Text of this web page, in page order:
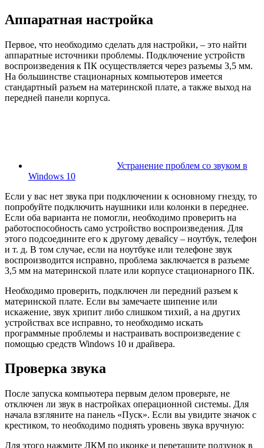
Аппаратная настройка
Первое, что необходимо сделать для настройки, – это найти
аппаратные источники проблемы. Подключение устройств
воспроизведения к ПК осуществляется через разъемы 3,5 мм.
На большинстве стационарных компьютеров имеется
стандартный разъем на материнской плате, а также выход на
передней панели корпуса.
Устранение проблем со звуком в
Windows 10
Если у вас нет звука при подключении к основному гнезду, то
попробуйте подключить наушники или колонки в переднее.
Если оба варианта не помогли, необходимо проверить на
работоспособность само устройство воспроизведения. Для
этого подсоедините его к другому девайсу – ноутбук, телефон
и т. д. В том случае, если на ноутбуке или телефоне звук
воспроизводится исправно, проблема заключается в разъеме
3,5 мм на материнской плате или корпусе стационарного ПК.
Необходимо проверить, подключен ли передний разъем к
материнской плате. Если вы замечаете шипение или
искажение, звук хрипит либо слишком тихий, а на других
устройствах все исправно, то необходимо искать
программные проблемы и настраивать воспроизведение с
помощью средств Windows 10 и драйвера.
Проверка звука
После запуска компьютера первым делом проверьте, не
отключен ли звук в настройках операционной системы. Для
начала взгляните на панель «Пуск». Если вы увидите значок с
крестиком, то необходимо поднять уровень звука вручную:
Для этого нажмите ЛКМ по иконке и перетащите ползунок в